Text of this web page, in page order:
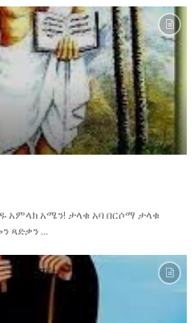
አሜን! ታላቁ አባ በርሶማ ታላቁ
ጻድቃን ...